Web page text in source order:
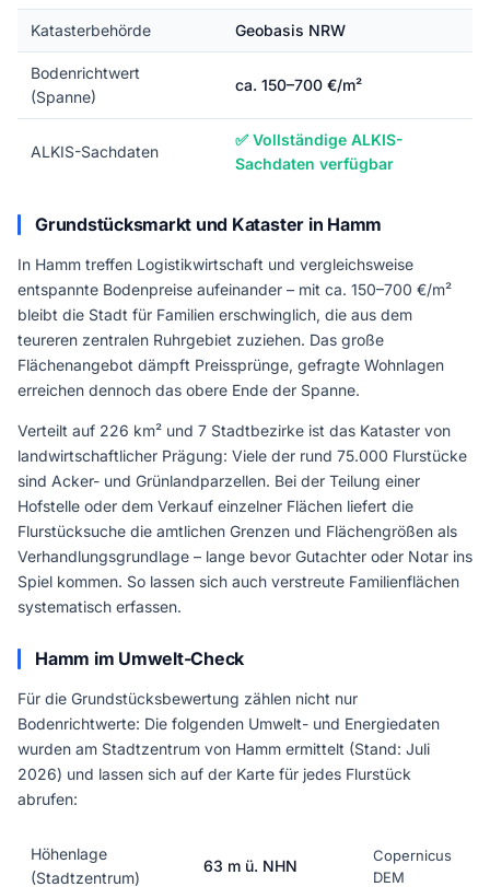
Katasterbehörde Geobasis NRW
Bodenrichtwert
(Spanne)
ca. 150–700 €/m²
ALKIS-Sachdaten
✅ Vollständige ALKIS-
Sachdaten verfügbar
Grundstücksmarkt und Kataster in Hamm
In Hamm treffen Logistikwirtschaft und vergleichsweise
entspannte Bodenpreise aufeinander – mit ca. 150–700 €/m²
bleibt die Stadt für Familien erschwinglich, die aus dem
teureren zentralen Ruhrgebiet zuziehen. Das große
Flächenangebot dämpft Preissprünge, gefragte Wohnlagen
erreichen dennoch das obere Ende der Spanne.
Verteilt auf 226 km² und 7 Stadtbezirke ist das Kataster von
landwirtschaftlicher Prägung: Viele der rund 75.000 Flurstücke
sind Acker- und Grünlandparzellen. Bei der Teilung einer
Hofstelle oder dem Verkauf einzelner Flächen liefert die
Flurstücksuche die amtlichen Grenzen und Flächengrößen als
Verhandlungsgrundlage – lange bevor Gutachter oder Notar ins
Spiel kommen. So lassen sich auch verstreute Familienflächen
systematisch erfassen.
Hamm im Umwelt-Check
Für die Grundstücksbewertung zählen nicht nur
Bodenrichtwerte: Die folgenden Umwelt- und Energiedaten
wurden am Stadtzentrum von Hamm ermittelt (Stand: Juli
2026) und lassen sich auf der Karte für jedes Flurstück
abrufen:
Höhenlage
(Stadtzentrum)
63 m ü. NHN
Copernicus
DEM